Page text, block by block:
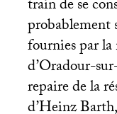
train de se
probablement
fournies par
d’Oradour-
repaire de la